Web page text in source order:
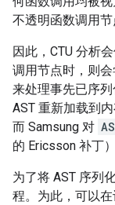
不透明函数调用节
因此，CTU 分析
调用节点时，则会
来处理事先已序
AST 重新加载到
而 Samsung 对
的 Ericsson 补丁
为了将 AST 序列
程。为此，可以